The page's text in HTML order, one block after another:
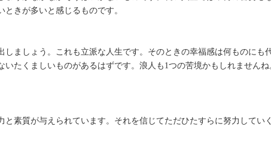
きが多いと感じるものです。
ましょう。これも立派な人生です。そのときの幸福感は何ものにも
たくましいものがあるはずです。浪人も1つの苦境かもしれません
素質が与えられています。それを信じてただひたすらに努力してい